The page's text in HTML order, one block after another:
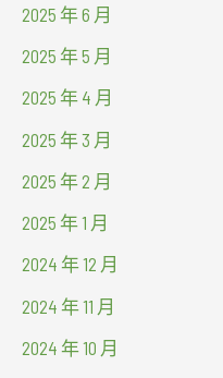
2025 年 6 月
2025 年 5 月
2025 年 4 月
2025 年 3 月
2025 年 2 月
2025 年 1 月
2024 年 12 月
2024 年 11 月
2024 年 10 月